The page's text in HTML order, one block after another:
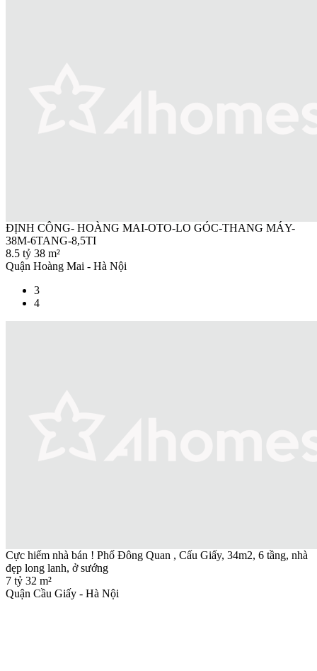
ĐỊNH CÔNG- HOÀNG MAI-OTO-LO GÓC-THANG MÁY-
38M-6TANG-8,5TI
8.5 tỷ 38 m²
Quận Hoàng Mai - Hà Nội
3
4
Cực hiếm nhà bán ! Phố Đông Quan , Cấu Giấy, 34m2, 6 tầng, nhà
đẹp long lanh, ở sướng
7 tỷ 32 m²
Quận Cầu Giấy - Hà Nội